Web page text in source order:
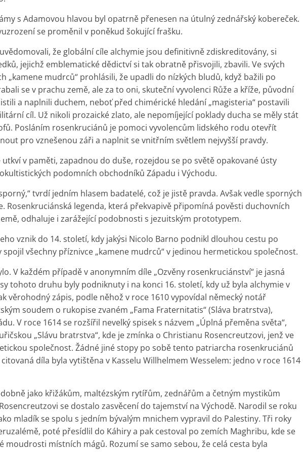
s Adamovou hlavou byl opatrně přenesen na útulný zednářský kobereček.
se proměnil v poněkud šokující frašku.
že globální cíle alchymie jsou definitivně zdiskreditovány, si
jejichž emblematické dědictví si tak obratně přisvojili, zbavili. Ve svých
„kamene mudrců“ prohlásili, že upadli do nízkých bludů, když bažili po
se v prachu země, ale za to oni, skuteční vyvolenci Růže a kříže, původní
a naplnili duchem, neboť před chimérické hledání „magisteria“ postavili
cíl. Už nikoli prozaické zlato, ale nepomíjející poklady ducha se měly stát
Posláním rosenkruciánů je pomoci vyvolencům lidského rodu otevřít
pro vznešenou záři a naplnit se vnitřním světlem nejvyšší pravdy.
utkví v paměti, zapadnou do duše, rozejdou se po světě opakované ústy
podomních obchodníků Západu i Východu.
tvrdí jedním hlasem badatelé, což je jistě pravda. Avšak vedle sporných
Rosenkruciánská legenda, která překvapivě připomíná pověsti duchovních
odhaluje i zarážející podobnosti s jezuitským prototypem.
vznik do 14. století, kdy jakýsi Nicolo Barno podnikl dlouhou cestu po
spojil všechny příznivce „kamene mudrců“ v jedinou hermetickou společnost.
V každém případě v anonymním díle „Ozvěny rosenkruciánství“ je jasná
tohoto druhu byly podniknuty i na konci 16. století, kdy už byla alchymie v
věrohodný zápis, podle něhož v roce 1610 vypovídal německý notář
soudem o rukopise zvaném „Fama Fraternitatis“ (Sláva bratrstva),
V roce 1614 se rozšířil nevelký spisek s názvem „Úplná přeměna světa“,
„Slávu bratrstva“, kde je zmínka o Christianu Rosencreutzovi, jenž ve
společnost. Žádné jiné stopy po sobě tento patriarcha rosenkruciánů
díla byla vytištěna v Kasselu Willhelmem Wesselem: jedno v roce 1614
jako křižákům, maltézským rytířům, zednářům a četným mystikům
se dostalo zasvěcení do tajemství na Východě. Narodil se roku
mladík se spolu s jedním bývalým mnichem vypravil do Palestiny. Tři roky
poté přesídlil do Káhiry a pak cestoval po zemích Maghribu, kde se
moudrosti místních mágů. Rozumí se samo sebou, že celá cesta byla